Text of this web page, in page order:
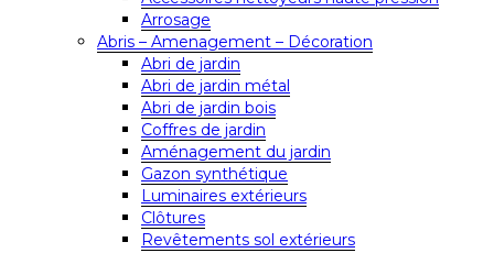
Arrosage
Abris – Amenagement – Décoration
Abri de jardin
Abri de jardin métal
Abri de jardin bois
Coffres de jardin
Aménagement du jardin
Gazon synthétique
Luminaires extérieurs
Clôtures
Revêtements sol extérieurs